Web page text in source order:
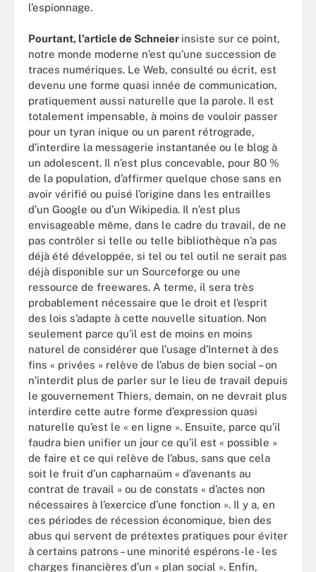
l’espionnage.
Pourtant, l’article de Schneier insiste sur ce point,
notre monde moderne n’est qu’une succession de
traces numériques. Le Web, consulté ou écrit, est
devenu une forme quasi innée de communication,
pratiquement aussi naturelle que la parole. Il est
totalement impensable, à moins de vouloir passer
pour un tyran inique ou un parent rétrograde,
d’interdire la messagerie instantanée ou le blog à
un adolescent. Il n’est plus concevable, pour 80 %
de la population, d’affirmer quelque chose sans en
avoir vérifié ou puisé l’origine dans les entrailles
d’un Google ou d’un Wikipedia. Il n’est plus
envisageable même, dans le cadre du travail, de ne
pas contrôler si telle ou telle bibliothèque n’a pas
déjà été développée, si tel ou tel outil ne serait pas
déjà disponible sur un Sourceforge ou une
ressource de freewares. A terme, il sera très
probablement nécessaire que le droit et l’esprit
des lois s’adapte à cette nouvelle situation. Non
seulement parce qu’il est de moins en moins
naturel de considérer que l’usage d’Internet à des
fins « privées » relève de l’abus de bien social – on
n’interdit plus de parler sur le lieu de travail depuis
le gouvernement Thiers, demain, on ne devrait plus
interdire cette autre forme d’expression quasi
naturelle qu’est le « en ligne ». Ensuite, parce qu’il
faudra bien unifier un jour ce qu’il est « possible »
de faire et ce qui relève de l’abus, sans que cela
soit le fruit d’un capharnaüm « d’avenants au
contrat de travail » ou de constats « d’actes non
nécessaires à l’exercice d’une fonction ». Il y a, en
ces périodes de récession économique, bien des
abus qui servent de prétextes pratiques pour éviter
à certains patrons – une minorité espérons-le - les
charges financières d’un « plan social ». Enfin,